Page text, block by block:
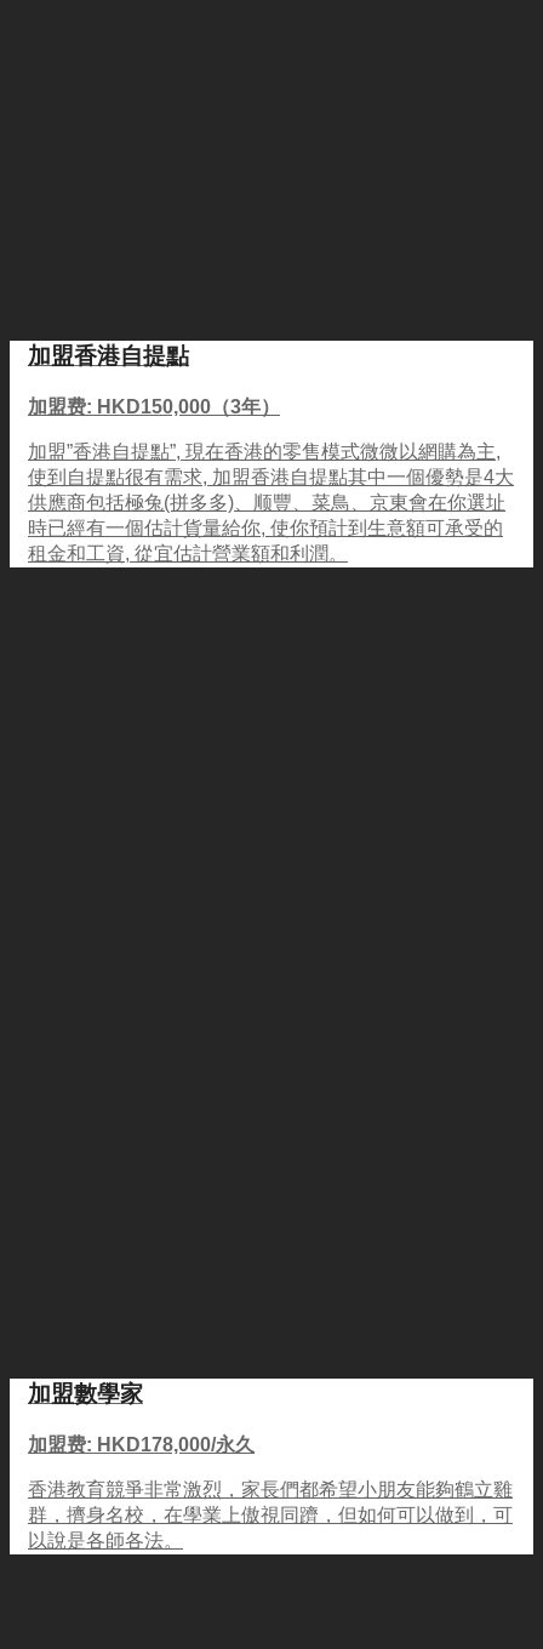
加盟香港自提點
加盟费: HKD150,000（3年）
加盟”香港自提點”, 現在香港的零售模式微微以網購為主,
使到自提點很有需求, 加盟香港自提點其中一個優勢是4大
供應商包括極兔(拼多多)、顺豐、菜鳥、京東會在你選址
時已經有一個估計貨量給你, 使你預計到生意額可承受的
租金和工資, 從宜估計營業額和利潤。
加盟數學家
加盟费: HKD178,000/永久
香港教育競爭非常激烈，家長們都希望小朋友能夠鶴立雞
群，擠身名校，在學業上傲視同躋，但如何可以做到，可
以說是各師各法。